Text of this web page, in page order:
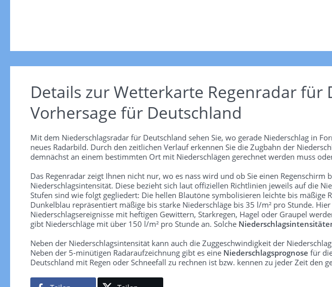
Details zur Wetterkarte Regenradar für
Vorhersage für Deutschland
Mit dem Niederschlagsradar für Deutschland sehen Sie, wo gerade Niederschlag in
neues Radarbild. Durch den zeitlichen Verlauf erkennen Sie die Zugbahn der
demnächst an einem bestimmten Ort mit Niederschlägen gerechnet werden muss
Das Regenradar zeigt Ihnen nicht nur, wo es nass wird und ob Sie einen
Niederschlagsintensität. Diese bezieht sich laut offiziellen Richtlinien jeweils auf die
Stufen sind wie folgt gegliedert: Die hellen Blautöne symbolisieren leichte bis mäßige
Dunkelblau repräsentiert mäßige bis starke Niederschläge bis 35 l/m² pro Stunde.
Niederschlagsereignisse mit heftigen Gewittern, Starkregen, Hagel oder Graupel
gibt Niederschläge mit über 150 l/m² pro Stunde an. Solche
Neben der Niederschlagsintensität kann auch die Zuggeschwindigkeit der
Neben der 5-minütigen Radaraufzeichnung gibt es eine Niederschlagsprognose für
Deutschland mit Regen oder Schneefall zu rechnen ist bzw. kennen zu jeder Zeit den